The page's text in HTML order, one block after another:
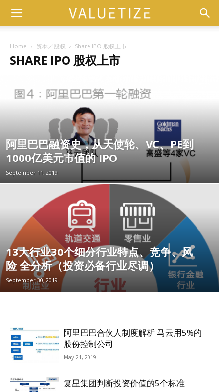
Home 资本／股权 Share IPO 股权上市
SHARE IPO 股权上市
阿里巴巴融资史，从天使轮、VC、PE到
1000亿美元市值的 IPO
September 11, 2019
13大行业30个细分行业特点、竞争、风
险 全分析（投资必备行业尽调）
September 30, 2019
阿里巴巴合伙人制度解析 马云用5%的
股份控制公司
May 21, 2019
复星集团判断投资价值的5个标准